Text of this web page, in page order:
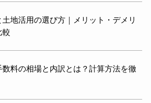
地活用の選び方｜メリット・デメリ
較
料の相場と内訳とは？計算方法を徹